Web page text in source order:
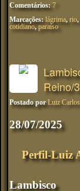
Comentários: 7
Marcações: lágrima, rio,
cotidiano,paraíso
Reino/
Postado porLuiz
28/07/2025
Perfil-Luiz
Lambisco